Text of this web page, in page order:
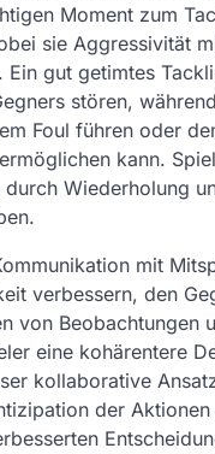
Moment zum
sie Aggressivität
Ein gut getimtes
stören,
Foul führen oder
kann.
Wiederholung
mit
verbessern, den
von Beobachtungen
eine kohärentere
kollaborative
der Aktionen